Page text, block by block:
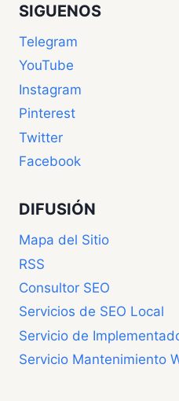
SIGUENOS
Telegram
YouTube
Instagram
Pinterest
Twitter
Facebook
DIFUSIÓN
Mapa del Sitio
RSS
Consultor SEO
Servicios de SEO Local
Servicio de
Servicio Mantenimiento